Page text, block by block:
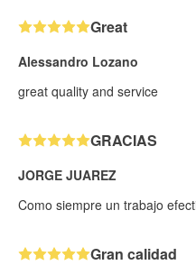
Great
Alessandro Lozano
great quality and service
GRACIAS
JORGE JUAREZ
Como siempre un trabajo
Gran calidad